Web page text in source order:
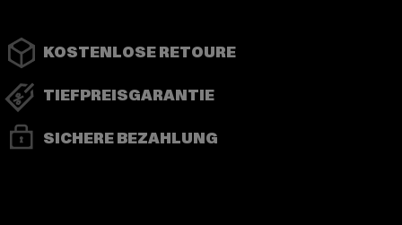
KOSTENLOSE RETOURE
TIEFPREISGARANTIE
SICHERE BEZAHLUNG